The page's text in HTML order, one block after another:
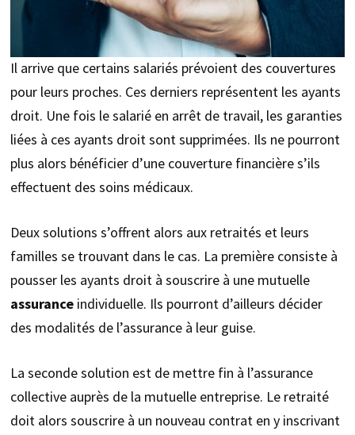
Il arrive que certains salariés prévoient des couvertures
pour leurs proches. Ces derniers représentent les ayants
droit. Une fois le salarié en arrêt de travail, les garanties
liées à ces ayants droit sont supprimées. Ils ne pourront
plus alors bénéficier d’une couverture financière s’ils
effectuent des soins médicaux.
Deux solutions s’offrent alors aux retraités et leurs
familles se trouvant dans le cas. La première consiste à
pousser les ayants droit à souscrire à une mutuelle
assurance individuelle. Ils pourront d’ailleurs décider
des modalités de l’assurance à leur guise.
La seconde solution est de mettre fin à l’assurance
collective auprès de la mutuelle entreprise. Le retraité
doit alors souscrire à un nouveau contrat en y inscrivant